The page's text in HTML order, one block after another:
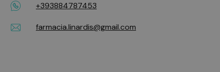
+393884787453
farmacia.linardis@gmail.com